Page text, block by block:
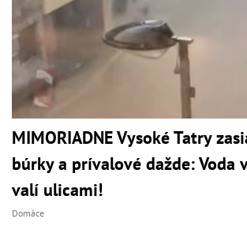
MIMORIADNE Vysoké Tatry
búrky a prívalové dažde: Voda
valí ulicami!
Domáce